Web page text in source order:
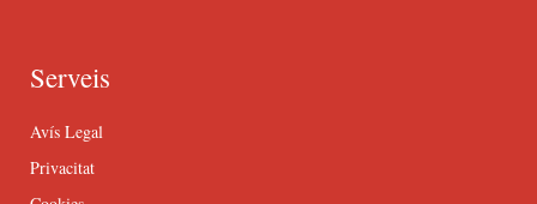
Serveis
Avís Legal
Privacitat